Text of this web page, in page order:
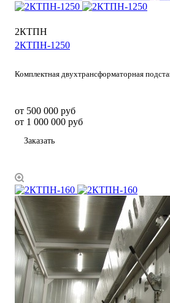
2КТПН
2КТПН-1250
Комплектная двухтрансформаторная
от 500 000 руб
от 1 000 000 руб
Заказать